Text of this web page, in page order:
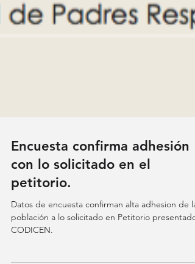
Encuesta confirma adhesión
con lo solicitado en el
petitorio.
población a lo solicitado en Petitorio presentado